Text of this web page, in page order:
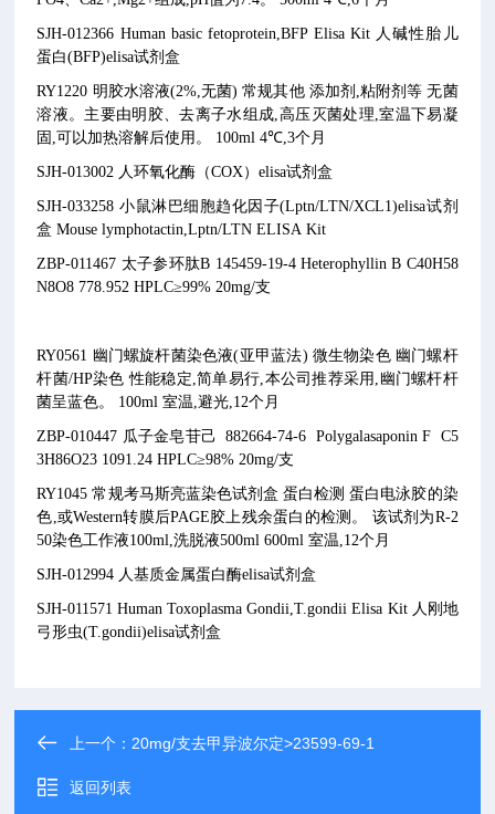
SJH-012366 Human basic fetoprotein,BFP Elisa Kit 人碱性胎儿
蛋白(BFP)elisa试剂盒
RY1220 明胶水溶液(2%,无菌) 常规其他 添加剂,粘附剂等 无菌
溶液。主要由明胶、去离子水组成,高压灭菌处理,室温下易凝
固,可以加热溶解后使用。 100ml 4℃,3个月
SJH-013002 人环氧化酶（COX）elisa试剂盒
SJH-033258 小鼠淋巴细胞趋化因子(Lptn/LTN/XCL1)elisa试剂
盒 Mouse lymphotactin,Lptn/LTN ELISA Kit
ZBP-011467 太子参环肽B 145459-19-4 Heterophyllin B C40H58
N8O8 778.952 HPLC≥99% 20mg/支
RY0561 幽门螺旋杆菌染色液(亚甲蓝法) 微生物染色 幽门螺杆
杆菌/HP染色 性能稳定,简单易行,本公司推荐采用,幽门螺杆杆
菌呈蓝色。 100ml 室温,避光,12个月
ZBP-010447 瓜子金皂苷己 882664-74-6 Polygalasaponin F C5
3H86O23 1091.24 HPLC≥98% 20mg/支
RY1045 常规考马斯亮蓝染色试剂盒 蛋白检测 蛋白电泳胶的染
色,或Western转膜后PAGE胶上残余蛋白的检测。 该试剂为R-2
50染色工作液100ml,洗脱液500ml 600ml 室温,12个月
SJH-012994 人基质金属蛋白酶elisa试剂盒
SJH-011571 Human Toxoplasma Gondii,T.gondii Elisa Kit 人刚地
弓形虫(T.gondii)elisa试剂盒
上一个： 20mg/支去甲异波尔定>23599-69-1
返回列表